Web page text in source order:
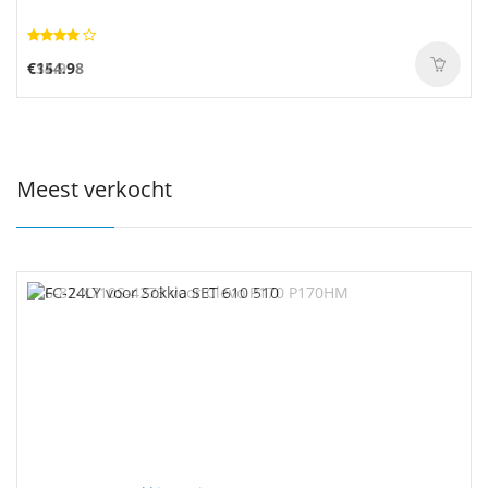
€154.98
€34.99
Meest verkocht